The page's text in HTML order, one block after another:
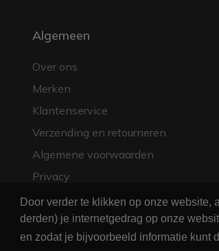
Door verder te klikken op onze
derden) je internetgedrag op onze
en zodat je bijvoorbeeld informatie kunt
Algemeen
Over ons
Merken
Klantenservice
Verzending en retourneren
Algemene voorwaarden
Privacy